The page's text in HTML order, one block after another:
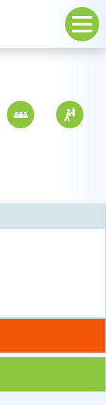
STOBu
STOBu ve